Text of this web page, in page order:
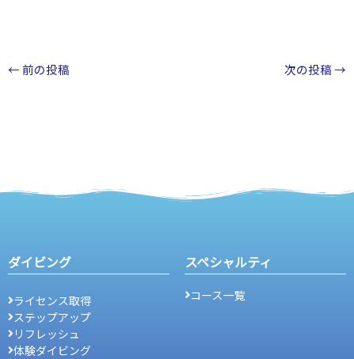
← 前の投稿 次の投稿→
ダイビング
ライセンス取得
ステップアップ
リフレッシュ
体験ダイビング
スペシャルティ
コース一覧